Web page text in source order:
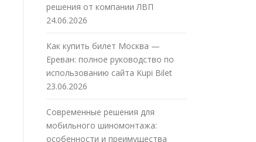
решения от компании ЛВП
24.06.2026
Как купить билет Москва —
Ереван: полное руководство по
использованию сайта Kupi Bilet
23.06.2026
Современные решения для
мобильного шиномонтажа:
особенности и преимущества